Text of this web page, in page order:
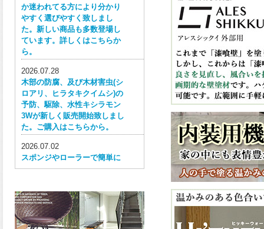
か迷われてる方により分かり
やすく選びやすく致しまし
た。新しい商品も多数登場し
ています。詳しくはこちらか
ら。
2026.07.28
木部の防腐、及び木材害虫(シ
ロアリ、ヒラタキクイムシ)の
予防、駆除、水性キシラモン
3Wが新しく販売開始致しまし
た。ご購入はこちらから。
2026.07.02
スポンジやローラーで簡単に
塗ってはがせる目かくし用水
イントが新しく販売開始致し
ました。ご購入はこちらか
ら。